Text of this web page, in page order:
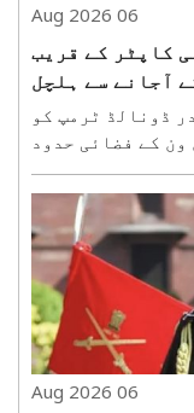
06 Aug 2026
کاپٹر کے قریب
آجانے سے ہلچل
صدر ڈونالڈ ٹرمپ کو
کے فضائی حدود
مسافر طیارے (ون
پہنچ گیا۔ اس واقعے نے
ایئر ٹریفک ..
06 Aug 2026